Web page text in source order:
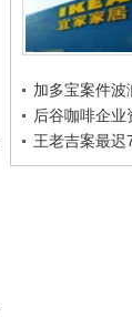
加多宝案件波
后谷咖啡企业
王老吉案最迟